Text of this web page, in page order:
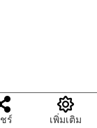
ร์ เพิ่มเติม